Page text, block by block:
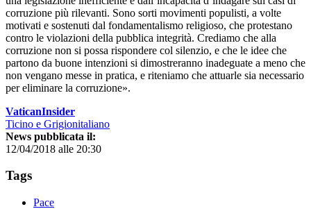
corruzione più rilevanti. Sono sorti movimenti populisti, a volte
motivati e sostenuti dal fondamentalismo religioso, che protestano
contro le violazioni della pubblica integrità. Crediamo che alla
corruzione non si possa rispondere col silenzio, e che le idee che
partono da buone intenzioni si dimostreranno inadeguate a meno che
non vengano messe in pratica, e riteniamo che attuarle sia necessario
per eliminare la corruzione».
VaticanInsider
Ticino e Grigionitaliano
News pubblicata il:
12/04/2018 alle 20:30
Tags
Pace